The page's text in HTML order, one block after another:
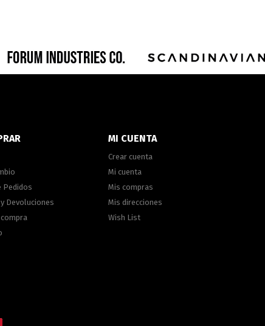
Pedidos
Devoluciones
MI CUENTA
Crear cuenta
Mi cuenta
Mis compras
Mis direcciones
Wish List